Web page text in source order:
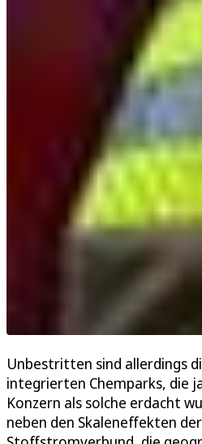
Unbestritten sind allerdings
integrierten Chemparks, die
Konzern als solche erdacht
neben den Skaleneffekten